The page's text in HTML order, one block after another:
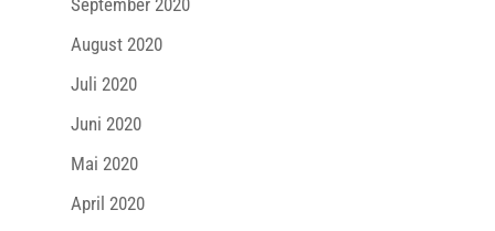
September 2020
August 2020
Juli 2020
Juni 2020
Mai 2020
April 2020